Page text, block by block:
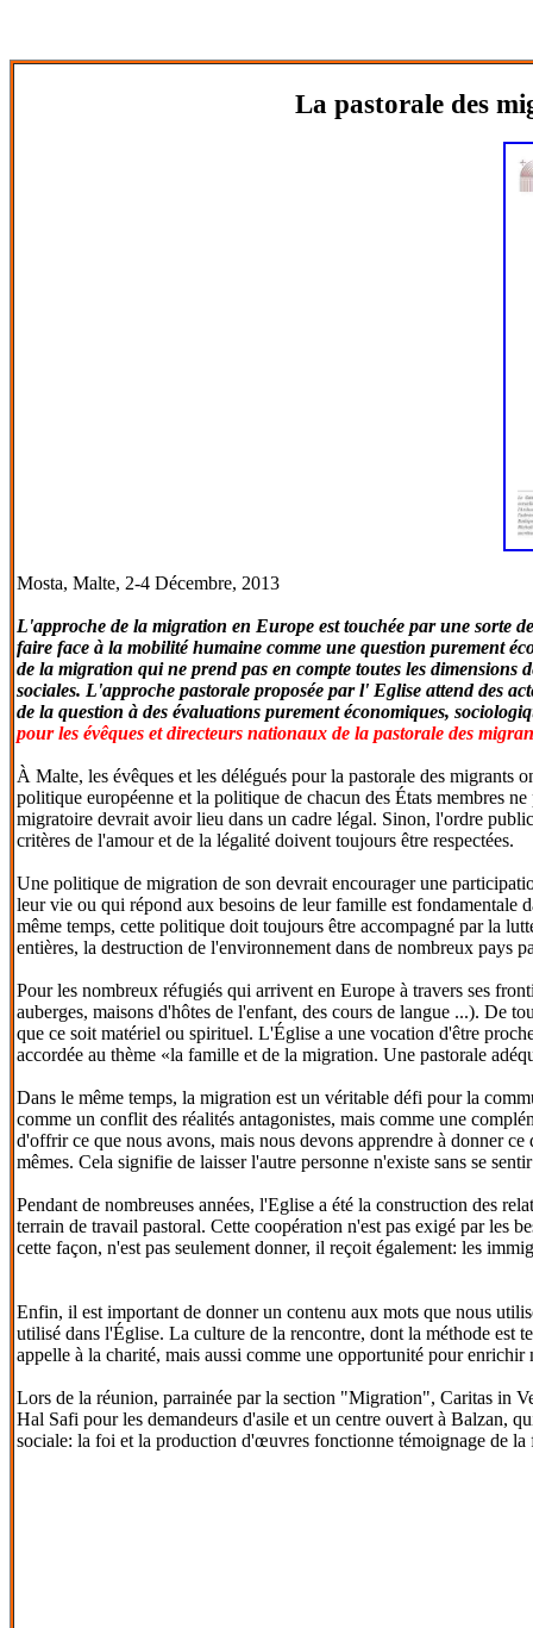
La pastorale des
Mosta, Malte, 2-4 Décembre, 2013
L'approche de la migration en Europe est touchée par une sorte
faire face à la mobilité humaine comme une question purement
de la migration qui ne prend pas en compte toutes les
sociales. L'approche pastorale proposée par l' Eglise attend des
de la question à des évaluations purement économiques,
pour les évêques et directeurs nationaux de la pastorale des
À Malte, les évêques et les délégués pour la pastorale des migrants
politique européenne et la politique de chacun des États membres
migratoire devrait avoir lieu dans un cadre légal. Sinon, l'ordre
critères de l'amour et de la légalité doivent toujours être respectées.
Une politique de migration de son devrait encourager une
leur vie ou qui répond aux besoins de leur famille est
même temps, cette politique doit toujours être accompagné par la
entières, la destruction de l'environnement dans de nombreux pays
Pour les nombreux réfugiés qui arrivent en Europe à travers ses
auberges, maisons d'hôtes de l'enfant, des cours de langue ...). De
que ce soit matériel ou spirituel. L'Église a une vocation d'être
accordée au thème «la famille et de la migration. Une pastorale
Dans le même temps, la migration est un véritable défi pour la
comme un conflit des réalités antagonistes, mais comme une
d'offrir ce que nous avons, mais nous devons apprendre à donner
mêmes. Cela signifie de laisser l'autre personne n'existe sans se
Pendant de nombreuses années, l'Eglise a été la construction des
terrain de travail pastoral. Cette coopération n'est pas exigé par les
cette façon, n'est pas seulement donner, il reçoit également: les
Enfin, il est important de donner un contenu aux mots que nous
utilisé dans l'Église. La culture de la rencontre, dont la méthode est
appelle à la charité, mais aussi comme une opportunité pour
Lors de la réunion, parrainée par la section "Migration", Caritas in
Hal Safi pour les demandeurs d'asile et un centre ouvert à Balzan,
sociale: la foi et la production d'œuvres fonctionne témoignage de la